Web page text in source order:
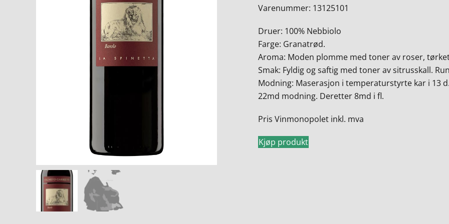
Varenummer: 13125101
Druer: 100% Nebbiolo
Farge: Granatrød.
Aroma: Moden plomme med toner av roser,
Smak: Fyldig og saftig med toner av sitrusskall.
Modning: Maserasjon i temperaturstyrte kar i 13
22md modning. Deretter 8md i fl.
Pris Vinmonopolet inkl. mva
Kjøp produkt